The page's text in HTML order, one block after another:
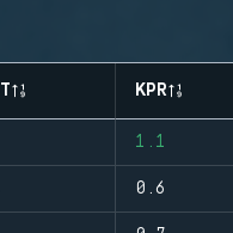
KPR
1.1
0.6